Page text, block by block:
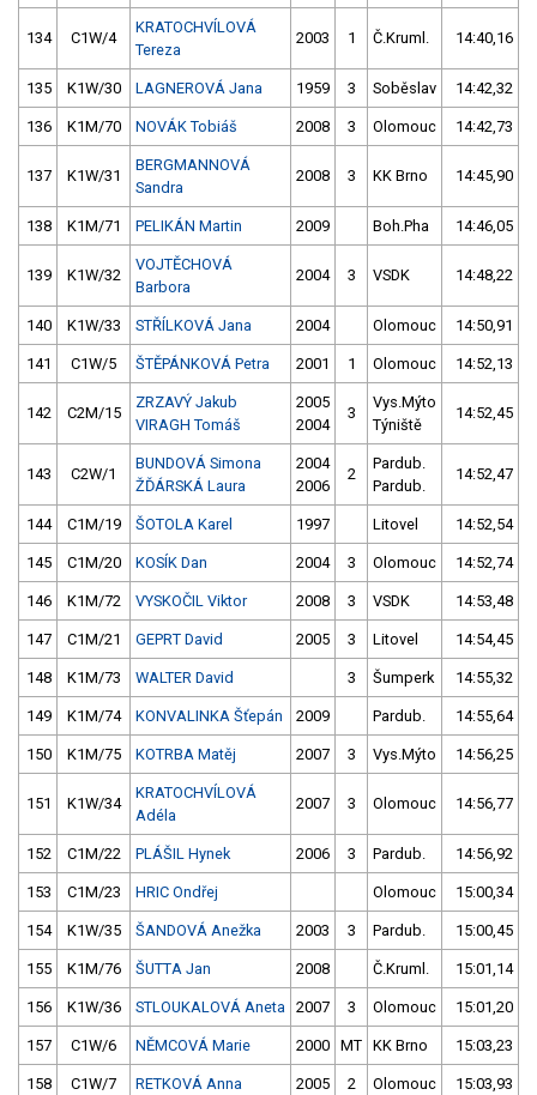
134 C1W/4
KRATOCHVÍLOVÁ
Tereza
2003 1 Č.Kruml. 14:40,16
135 K1W/30 LAGNEROVÁ Jana 1959 3 Soběslav 14:42,32
136 K1M/70 NOVÁK Tobiáš 2008 3 Olomouc 14:42,73
137 K1W/31
BERGMANNOVÁ
Sandra
2008 3 KK Brno 14:45,90
138 K1M/71 PELIKÁN Martin 2009 Boh.Pha 14:46,05
139 K1W/32
VOJTĚCHOVÁ
Barbora
2004 3 VSDK 14:48,22
140 K1W/33 STŘÍLKOVÁ Jana 2004 Olomouc 14:50,91
141 C1W/5 ŠTĚPÁNKOVÁ Petra 2001 1 Olomouc 14:52,13
142 C2M/15
ZRZAVÝ Jakub
VIRAGH Tomáš
2005
2004
3
Vys.Mýto
Týniště
14:52,45
143 C2W/1
BUNDOVÁ Simona
ŽĎÁRSKÁ Laura
2004
2006
2
Pardub.
Pardub.
14:52,47
144 C1M/19 ŠOTOLA Karel 1997 Litovel 14:52,54
145 C1M/20 KOSÍK Dan 2004 3 Olomouc 14:52,74
146 K1M/72 VYSKOČIL Viktor 2008 3 VSDK 14:53,48
147 C1M/21 GEPRT David 2005 3 Litovel 14:54,45
148 K1M/73 WALTER David 3 Šumperk 14:55,32
149 K1M/74 KONVALINKA Šťepán 2009 Pardub. 14:55,64
150 K1M/75 KOTRBA Matěj 2007 3 Vys.Mýto 14:56,25
151 K1W/34
KRATOCHVÍLOVÁ
Adéla
2007 3 Olomouc 14:56,77
152 C1M/22 PLÁŠIL Hynek 2006 3 Pardub. 14:56,92
153 C1M/23 HRIC Ondřej Olomouc 15:00,34
154 K1W/35 ŠANDOVÁ Anežka 2003 3 Pardub. 15:00,45
155 K1M/76 ŠUTTA Jan 2008 Č.Kruml. 15:01,14
156 K1W/36 STLOUKALOVÁ Aneta 2007 3 Olomouc 15:01,20
157 C1W/6 NĚMCOVÁ Marie 2000 MT KK Brno 15:03,23
158 C1W/7 RETKOVÁ Anna 2005 2 Olomouc 15:03,93